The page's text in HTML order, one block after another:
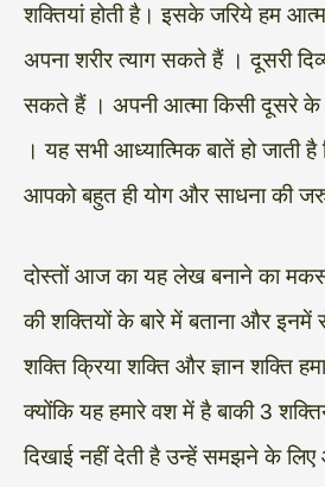
शक्तियां होती है। इसके जरिये हम
अपना शरीर त्याग सकते हैं । दूसरी
सकते हैं । अपनी आत्मा किसी दूसरे के
। यह सभी आध्यात्मिक बातें हो जाती
आपको बहुत ही योग और साधना की
दोस्तों आज का यह लेख बनाने का
की शक्तियों के बारे में बताना और इनमें
शक्ति क्रिया शक्ति और ज्ञान शक्ति
क्योंकि यह हमारे वश में है बाकी 3
दिखाई नहीं देती है उन्हें समझने के लिए